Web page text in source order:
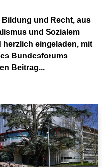
und Recht, aus
und Sozialem
herzlich eingeladen, mit
Bundesforums
Beitrag...